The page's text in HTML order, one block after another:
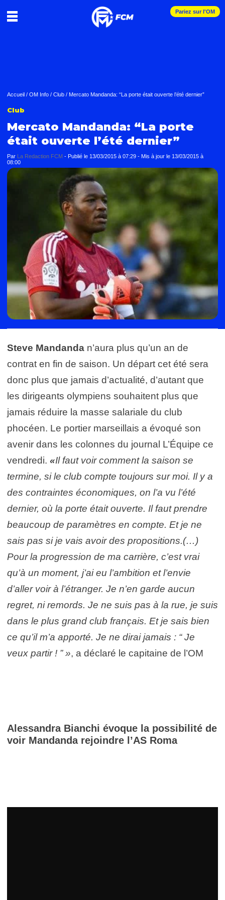
Pariez sur l'OM
Accueil / OM Info / Club / Mercato Mandanda: “La porte était ouverte l’été dernier”
Club
Mercato Mandanda: “La porte
était ouverte l’été dernier”
Par La Redaction FCM - Publié le 13/03/2015 à 07:29 - Mis à jour le 13/03/2015 à
08:00
Steve Mandanda n’aura plus qu’un an de
contrat en fin de saison. Un départ cet été sera
donc plus que jamais d’actualité, d’autant que
les dirigeants olympiens souhaitent plus que
jamais réduire la masse salariale du club
phocéen. Le portier marseillais a évoqué son
avenir dans les colonnes du journal L’Équipe ce
vendredi. «Il faut voir comment la saison se
termine, si le club compte toujours sur moi. Il y a
des contraintes économiques, on l’a vu l’été
dernier, où la porte était ouverte. Il faut prendre
beaucoup de paramètres en compte. Et je ne
sais pas si je vais avoir des propositions.(…)
Pour la progression de ma carrière, c’est vrai
qu’à un moment, j’ai eu l’ambition et l’envie
d’aller voir à l’étranger. Je n’en garde aucun
regret, ni remords. Je ne suis pas à la rue, je suis
dans le plus grand club français. Et je sais bien
ce qu’il m’a apporté. Je ne dirai jamais : “ Je
veux partir ! ” », a déclaré le capitaine de l’OM
Alessandra Bianchi évoque la possibilité de
voir Mandanda rejoindre l’AS Roma